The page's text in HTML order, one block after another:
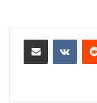
مشاركة عبر البريد